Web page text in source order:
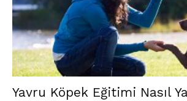
Yavru Köpek Eğitimi Nasıl